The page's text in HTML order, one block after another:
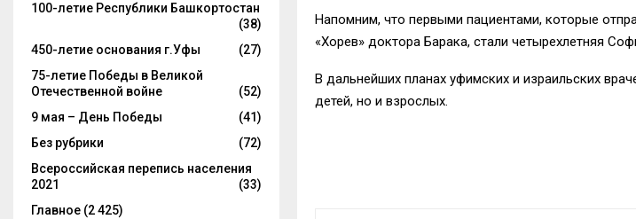
Напомним, что первыми пациентами, которые
«Хорев» доктора Барака, стали четырехлетняя
В дальнейших планах уфимских и израильских
детей, но и взрослых.
100-летие Республики Башкортостан
(38)
450-летие основания г.Уфы
(27)
75-летие Победы в Великой
Отечественной войне
(52)
9 мая – День Победы
(41)
Без рубрики
(72)
Всероссийская перепись населения
2021
(33)
Главное (2 425)